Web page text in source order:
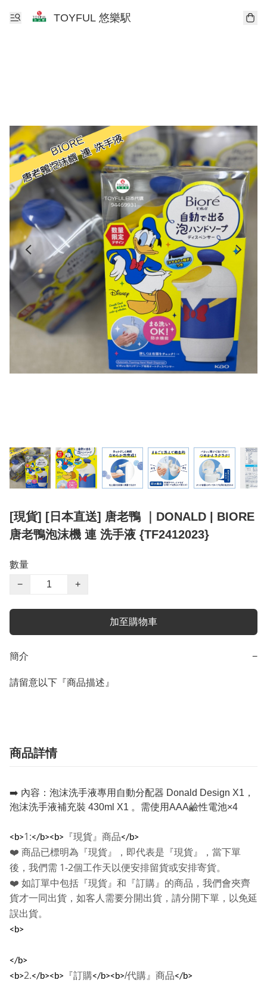
TOYFUL 悠樂駅
[現貨] [日本直送] 唐老鴨 ｜DONALD | BIORE
唐老鴨泡沫機 連 洗手液 {TF2412023}
數量
−
+
加至購物車
簡介 −
請留意以下『商品描述』
商品詳情
➡️ 內容：泡沫洗手液專用自動分配器 Donald Design X1，
泡沫洗手液補充裝 430ml X1 。需使用AAA鹼性電池×4
<b>1:</b><b> 『現貨』商品</b>
❤️ 商品已標明為『現貨』，即代表是『現貨』，當下單
後，我們需 1-2個工作天以便安排留貨或安排寄貨。
❤️ 如訂單中包括『現貨』和『訂購』的商品，我們會夾齊
貨才一同出貨，如客人需要分開出貨，請分開下單，以免延
誤出貨。
<b>
</b>
<b>2.</b><b> 『訂購</b><b>/代購』商品</b>